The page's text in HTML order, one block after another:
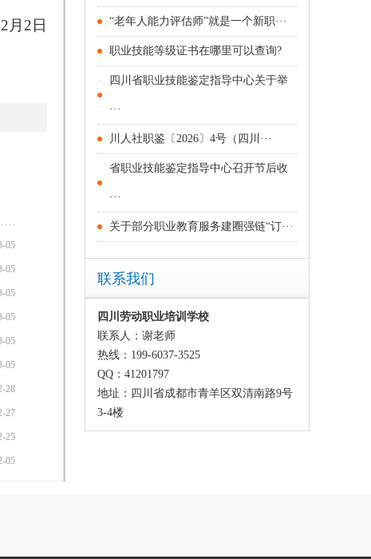
2 月 2 日
05
05
05
05
05
05
28
27
25
05
“老年人能力评估师”就是一个新职···
职业技能等级证书在哪里可以查询?
四川省职业技能鉴定指导中心关于举
···
川人社职鉴〔2026〕4号（四川···
省职业技能鉴定指导中心召开节后收
···
关于部分职业教育服务建圈强链“订···
联系我们
四川劳动职业培训学校
联系人：谢老师
热线：199-6037-3525
QQ：41201797
地址：四川省成都市青羊区双清南路9号
3-4楼